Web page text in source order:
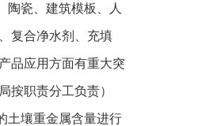
陶瓷、建筑模板、人
复合净水剂、充填
品应用方面有重大突
按职责分工负责）
土壤重金属含量进行